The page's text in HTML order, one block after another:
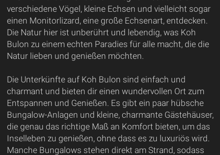
verschiedene Vögel, kleine Echsen und vielleicht sogar
einen Monitorlizard, eine große Echsenart, entdecken.
Die Natur hier ist unberührt und lebendig, was Koh
Bulon zu einem echten Paradies für alle macht, die die
Natur lieben und genießen möchten.
Die Unterkünfte auf Koh Bulon sind einfach und
charmant und bieten dir einen wundervollen Ort zum
Entspannen und Genießen. Es gibt ein paar hübsche
Bungalow-Anlagen und kleine, charmante Gästehäuser,
die genau das richtige Maß an Komfort bieten, um das
Inselleben zu genießen, ohne dass es zu luxuriös wird.
Manche Bungalows stehen direkt am Strand, sodass